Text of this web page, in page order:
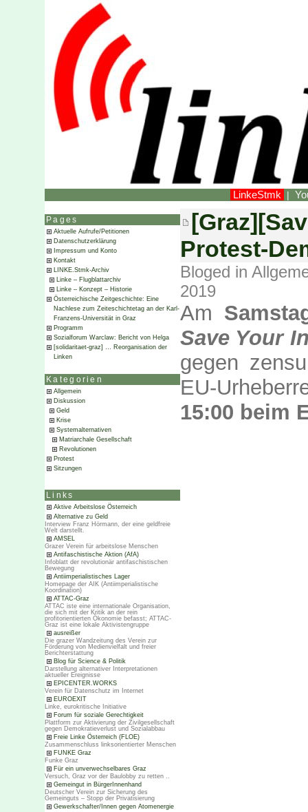
LinkeStmk |
Pages
Aktuelle Aufrufe/Petitionen
Datenschutzerklärung
Impressum und Konto
Kontakt
LINKE.Stmk-Archiv
Linke – Flugblattarchiv
Linke – Konzept – Historie
Österreichische Zeitgeschichte: Eine
Nachlese zum Zeiteschichtetag an der Karl-
Franzens-Universität in Graz
Programm
Sozialforum Warclaw: Bericht von Helga
[solidaritaet-graz] … Reorganisation der
Linken
Kategorien
Allgemein
Diskussion
Geld
Krise
Systemalternativen
Matriarchale Gesellschaft
Revolutionen
Protest
Sitzungen
Links
Aktive Arbeitslose Österreich
Alternative zu Geld
Interview Franz Hörmann, der eine geldfreie
Welt darstellt.
AMSEL
Grazer Verein für arbeitslose Menschen
Antifaschistische Aktion (AfA)
Infoblatt der revolutionär antifaschistischen
Bewegung
Antiimperialistisches Lager
Homepage der AIK (Antiimperialistische
Koordination)
ATTAC-Graz
ATTAC iste eine internationale Organisation,
die sich mit der Kritik an der rein
profitorientierten Ökonomie befasst; ATTAC-
Graz ist eine lokale Aktivistengruppe
ausreißer
Die grazer Wandzeitung des Verein zur
Förderung von Medienvielfalt und freier
Berichterstattung
Blog für Science & Politik
Darstellung alternativer Interpretationen
aktueller Ereignisse
EPICENTER.WORKS
Verein für Datenschutz im Internet
EUROEXIT
Linke, eurokritische Initiative
Forum für soziale Gerechtigkeit
Plattform zur Aktivierung der Zivilgesellschaft
gegen Demokratieverlust und Sozialabbau
Freie Linke Österreich (FLOE)
Zusammenschluss linksorientierter Menschen
FUNKE Graz
Funke Graz
Für ein unverwechselbares Graz
Versuch, Graz vor der Baulobby zu retten ..
Gemeingut in BürgerInnenhand
Deutscher Verein zur Sicherung des
Gemeinguts – Stopp der Privatisierung
Gewerkschafter/Innen gegen Atomenergie
Protest-
Bloged in
2019
Am
Save Your
gegen
EU-
15:00 beim